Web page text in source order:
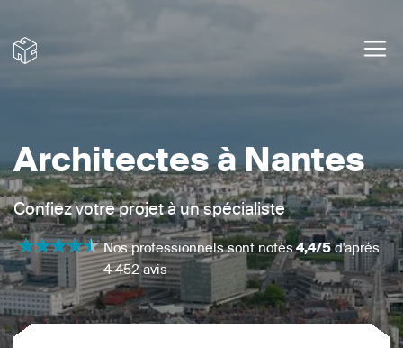
Architectes à Nantes
Confiez votre projet à un spécialiste
Nos professionnels sont notés4,4/5d'après
4 452 avis